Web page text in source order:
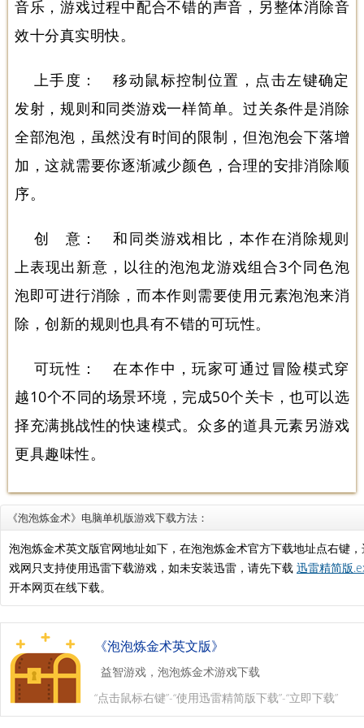
音乐，游戏过程中配合不错的声音，另整体消除音
效十分真实明快。
上手度： 移动鼠标控制位置，点击左键确定
发射，规则和同类游戏一样简单。过关条件是消除
全部泡泡，虽然没有时间的限制，但泡泡会下落增
加，这就需要你逐渐减少颜色，合理的安排消除顺
序。
创 意： 和同类游戏相比，本作在消除规则
上表现出新意，以往的泡泡龙游戏组合3个同色泡
泡即可进行消除，而本作则需要使用元素泡泡来消
除，创新的规则也具有不错的可玩性。
可玩性： 在本作中，玩家可通过冒险模式穿
越10个不同的场景环境，完成50个关卡，也可以选
择充满挑战性的快速模式。众多的道具元素另游戏
更具趣味性。
《泡泡炼金术》电脑单机版游戏下载方法：
泡泡炼金术英文版官网地址如下，在泡泡炼金术官方下载地址点右键
戏网只支持使用迅雷下载游戏，如未安装迅雷，请先下载 迅雷精简版
开本网页在线下载。
《泡泡炼金术英文版》
益智游戏，泡泡炼金术游戏下载
“点击鼠标右键”-“使用迅雷精简版下载”-“立即下载”